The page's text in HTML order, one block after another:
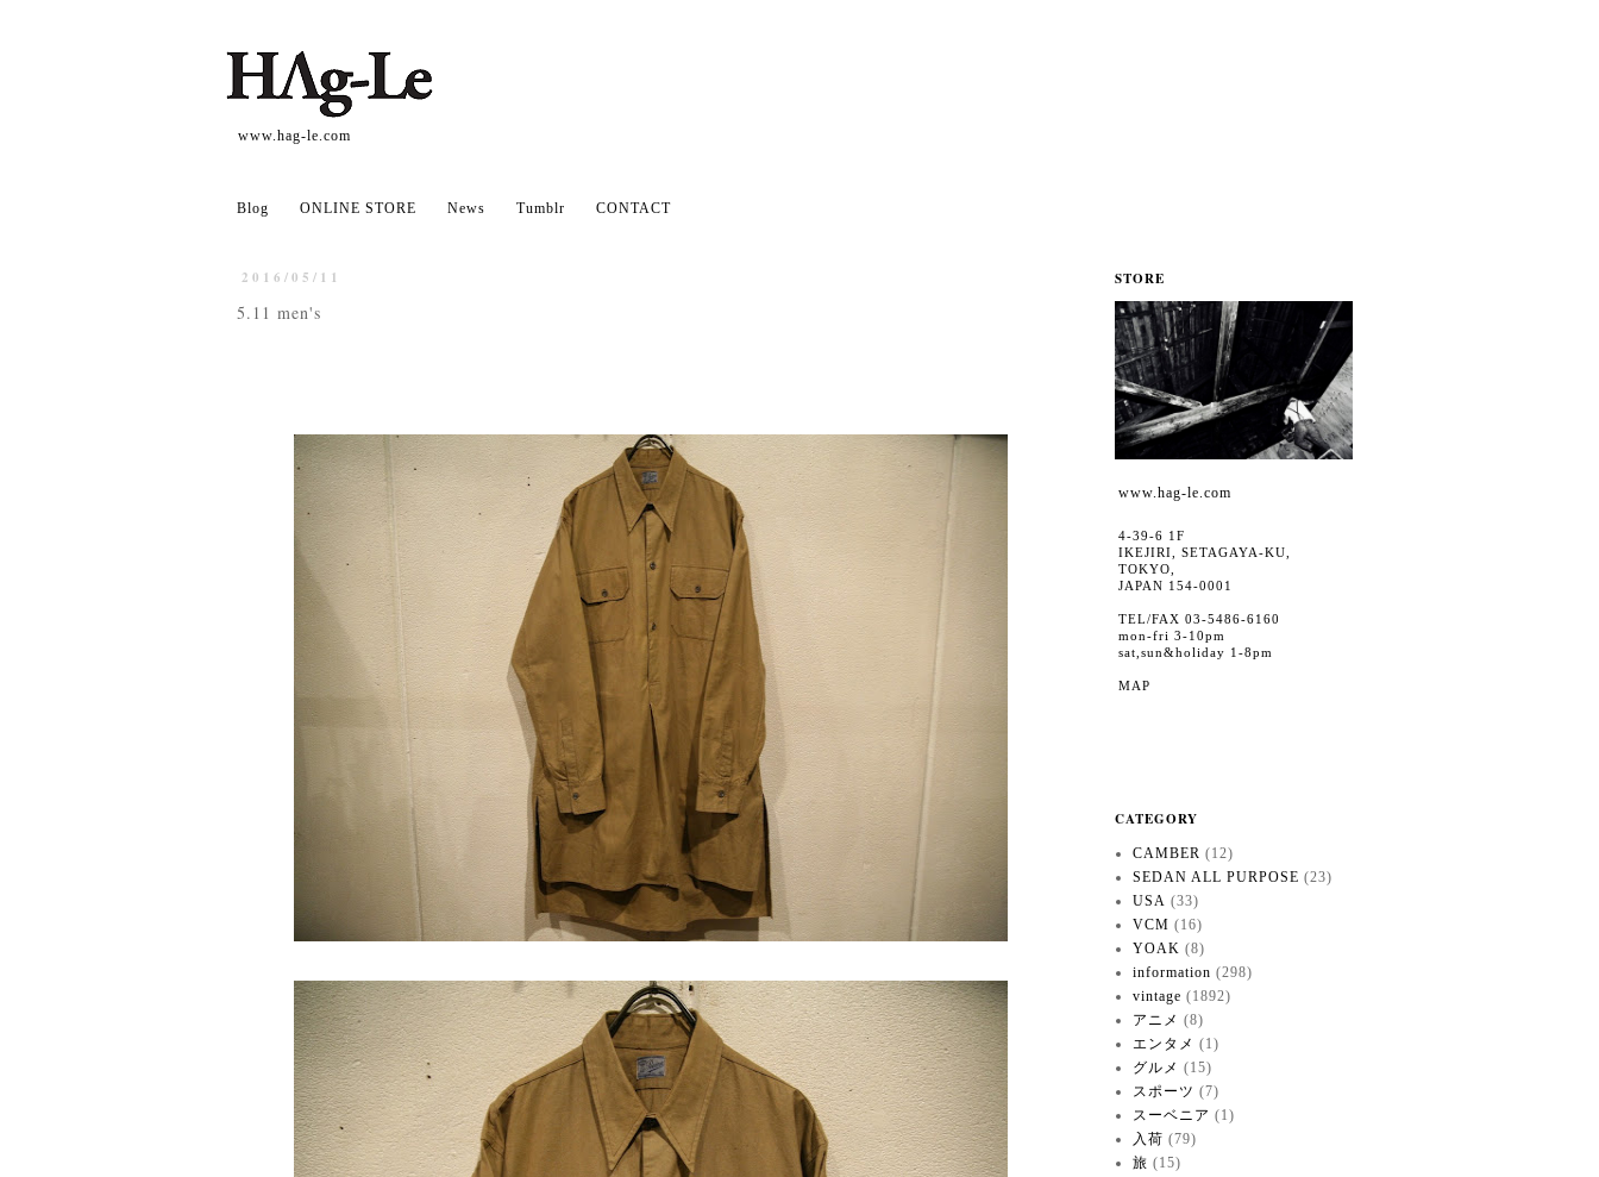
www.hag-le.com
Blog ONLINE STORE News Tumblr CONTACT
2016/05/11
5.11 men's
STORE
www.hag-le.com
4-39-6 1F
IKEJIRI, SETAGAYA-KU,
TOKYO,
JAPAN 154-0001
TEL/FAX 03-5486-6160
mon-fri 3-10pm
sat,sun&holiday 1-8pm
MAP
CATEGORY
CAMBER (12)
SEDAN ALL PURPOSE (23)
USA (33)
VCM (16)
YOAK (8)
information (298)
vintage (1892)
アニメ (8)
エンタメ (1)
グルメ (15)
スポーツ (7)
スーベニア (1)
入荷 (79)
旅 (15)